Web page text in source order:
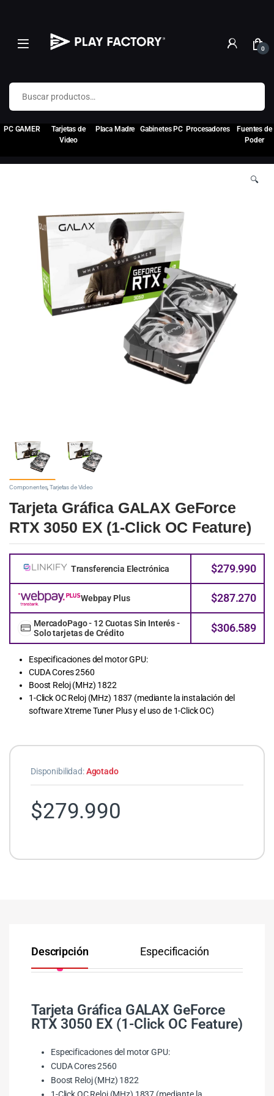
0
Buscar por:
PC GAMER
Tarjetas de
Video
Placa Madre Gabinetes PC Procesadores
Fuentes de
Poder
🔍
Componentes,Tarjetas de Video
Tarjeta Gráfica GALAX GeForce
RTX 3050 EX (1-Click OC Feature)
Transferencia Electrónica $279.990
Webpay Plus $287.270
MercadoPago - 12 Cuotas Sin Interés -
Solo tarjetas de Crédito
$306.589
Especificaciones del motor GPU:
CUDA Cores 2560
Boost Reloj (MHz) 1822
1-Click OC Reloj (MHz) 1837 (mediante la instalación del
software Xtreme Tuner Plus y el uso de 1-Click OC)
Disponibilidad:Agotado
$279.990
Descripción Especificación
Tarjeta Gráfica GALAX GeForce
RTX 3050 EX (1-Click OC Feature)
Especificaciones del motor GPU:
CUDA Cores 2560
Boost Reloj (MHz) 1822
1-Click OC Reloj (MHz) 1837 (mediante la